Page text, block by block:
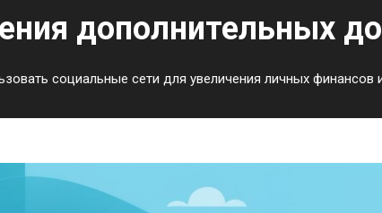
дополнительных
социальные сети для увеличения личных